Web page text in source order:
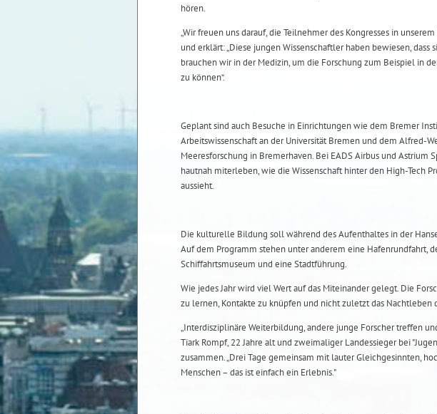
hören.
„Wir freuen uns darauf, die Teilnehmer des Kongresses in
und erklärt: „Diese jungen Wissenschaftler haben bewiesen, dass
brauchen wir in der Medizin, um die Forschung zum Beispiel in
zu können“.
Geplant sind auch Besuche in Einrichtungen wie dem Bremer
Arbeitswissenschaft an der Universität Bremen und dem Alfred-
Meeresforschung in Bremerhaven. Bei EADS Airbus und Astrium
hautnah miterleben, wie die Wissenschaft hinter den High-Tech
aussieht.
Die kulturelle Bildung soll während des Aufenthaltes in der
Auf dem Programm stehen unter anderem eine Hafenrundfahrt,
Schiffahrtsmuseum und eine Stadtführung.
Wie jedes Jahr wird viel Wert auf das Miteinander gelegt. Die
zu lernen, Kontakte zu knüpfen und nicht zuletzt das Nachtleben
„Interdisziplinäre Weiterbildung, andere junge Forscher treffen
Tiark Rompf, 22 Jahre alt und zweimaliger Landessieger bei
zusammen. „Drei Tage gemeinsam mit lauter Gleichgesinnten,
Menschen – das ist einfach ein Erlebnis."